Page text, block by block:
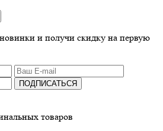
и получи скидку на первую
ПОДПИСАТЬСЯ
товаров